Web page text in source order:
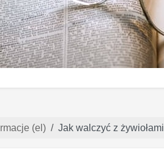
(el) Jak walczyć z żywiołami